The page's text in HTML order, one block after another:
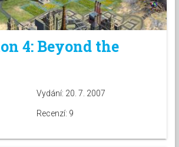
4: Beyond the
Vydání: 20. 7. 2007
Recenzí: 9